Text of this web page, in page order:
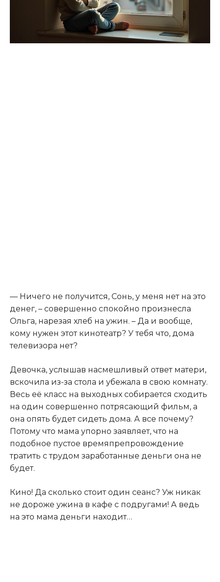
— Ничего не получится, Сонь, у меня нет на это
денег, – совершенно спокойно произнесла
Ольга, нарезая хлеб на ужин. – Да и вообще,
кому нужен этот кинотеатр? У тебя что, дома
телевизора нет?
Девочка, услышав насмешливый ответ матери,
вскочила из-за стола и убежала в свою комнату.
Весь её класс на выходных собирается сходить
на один совершенно потрясающий фильм, а
она опять будет сидеть дома. А все почему?
Потому что мама упорно заявляет, что на
подобное пустое времяпрепровождение
тратить с трудом заработанные деньги она не
будет.
Кино! Да сколько стоит один сеанс? Уж никак
не дороже ужина в кафе с подругами! А ведь
на это мама деньги находит…